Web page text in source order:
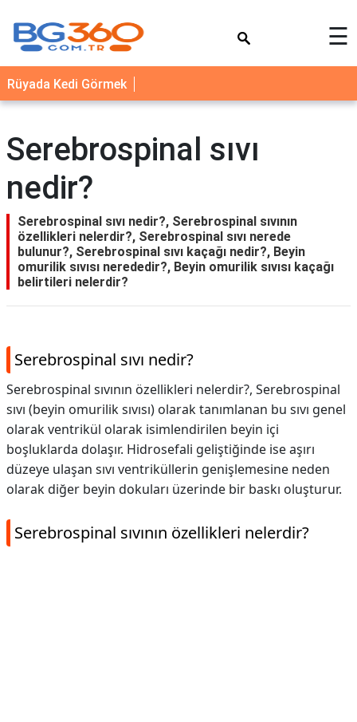
YEMEK
TARİFLERİ
NEDİR
FAYDALARI
İLETİŞİM
☰
Rüyada Kedi Görmek
Serebrospinal sıvı
nedir?
Serebrospinal sıvı nedir?, Serebrospinal sıvının
özellikleri nelerdir?, Serebrospinal sıvı nerede
bulunur?, Serebrospinal sıvı kaçağı nedir?, Beyin
omurilik sıvısı nerededir?, Beyin omurilik sıvısı kaçağı
belirtileri nelerdir?
Serebrospinal sıvı nedir?
Serebrospinal sıvının özellikleri nelerdir?, Serebrospinal
sıvı (beyin omurilik sıvısı) olarak tanımlanan bu sıvı genel
olarak ventrikül olarak isimlendirilen beyin içi
boşluklarda dolaşır. Hidrosefali geliştiğinde ise aşırı
düzeye ulaşan sıvı ventriküllerin genişlemesine neden
olarak diğer beyin dokuları üzerinde bir baskı oluşturur.
Serebrospinal sıvının özellikleri nelerdir?